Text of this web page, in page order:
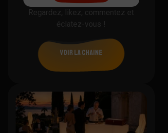
Regardez, likez, commentez et
éclatez-vous !
voir la chaine